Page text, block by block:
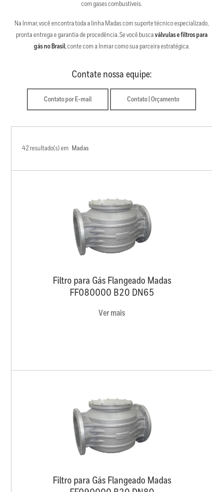
com gases combustíveis.
Na Inmar, você encontra toda a linha Madas com suporte técnico especializado,
pronta entrega e garantia de procedência. Se você busca válvulas e filtros para
gás no Brasil, conte com a Inmar como sua parceira estratégica.
Contate nossa equipe:
Contato por E-mail Contato | Orçamento
42 resultado(s) em Madas
Filtro para Gás Flangeado Madas
FF080000 B20 DN65
Ver mais
Filtro para Gás Flangeado Madas